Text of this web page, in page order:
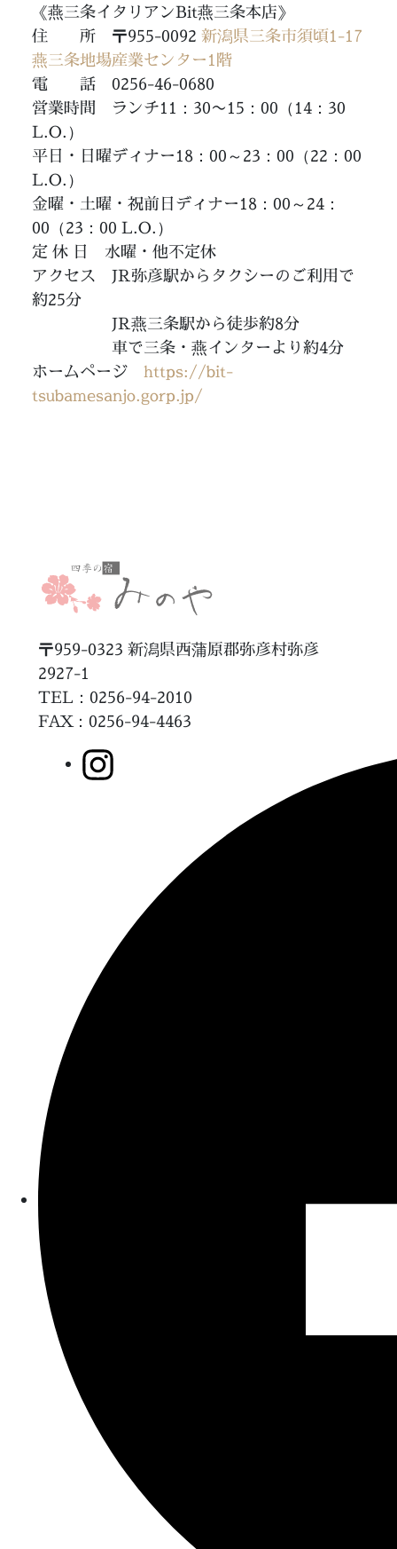
《燕三条イタリアンBit燕三条本店》
住 所 〒955-0092 新潟県三条市須頃1-17
燕三条地場産業センター1階
電 話 0256-46-0680
営業時間 ランチ11：30〜15：00（14：30
L.O.）
平日・日曜ディナー18：00～23：00（22：00
L.O.）
金曜・土曜・祝前日ディナー18：00～24：
00（23：00 L.O.）
定 休 日 水曜・他不定休
アクセス JR弥彦駅からタクシーのご利用で
約25分
JR燕三条駅から徒歩約8分
車で三条・燕インターより約4分
ホームページ https://bit-
tsubamesanjo.gorp.jp/
〒959-0323 新潟県西蒲原郡弥彦村弥彦
2927-1
TEL：0256-94-2010
FAX：0256-94-4463